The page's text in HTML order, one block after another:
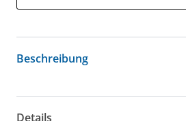
Beschreibung
Details